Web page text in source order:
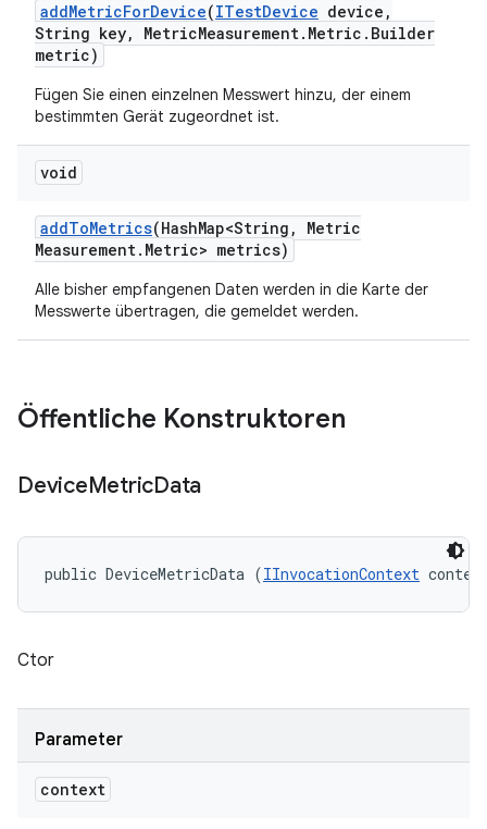
addMetricForDevice(ITestDevice device ,
String key, MetricMeasurement. Metric . Builder
metric)
Fügen Sie einen einzelnen Messwert hinzu, der einem
bestimmten Gerät zugeordnet ist.
void
addToMetrics(HashMap<String ,
Metric
Measurement. Metric> metrics)
Alle bisher empfangenen Daten werden in die Karte der
Messwerte übertragen, die gemeldet werden.
Öffentliche Konstruktoren
DeviceMetricData
public DeviceMetricData (IInvocationContext
Ctor
Parameter
context